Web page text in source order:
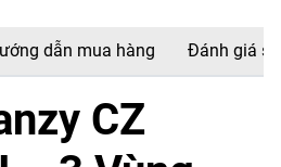
dẫn mua hàng Đánh giá
CZ